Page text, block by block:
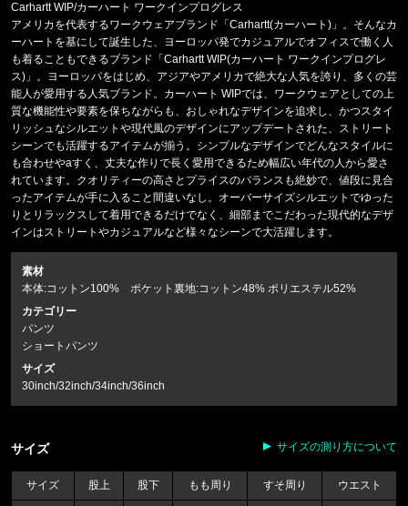
Carhartt WIP/カーハート ワークインプログレス
アメリカを代表するワークウェアブランド「Carhartt(カーハート)」。そんなカ
ーハートを基にして誕生した、ヨーロッパ発でカジュアルでオフィスで働く人
も着ることもできるブランド「Carhartt WIP(カーハート ワークインプログレ
ス)」。ヨーロッパをはじめ、アジアやアメリカで絶大な人気を誇り、多くの芸
能人が愛用する人気ブランド。カーハート WIPでは、ワークウェアとしての上
質な機能性や要素を保ちながらも、おしゃれなデザインを追求し、かつスタイ
リッシュなシルエットや現代風のデザインにアップデートされた、ストリート
シーンでも活躍するアイテムが揃う。シンプルなデザインでどんなスタイルに
も合わせやaすく、丈夫な作りで長く愛用できるため幅広い年代の人から愛さ
れています。クオリティーの高さとプライスのバランスも絶妙で、値段に見合
ったアイテムが手に入ること間違いなし。オーバーサイズシルエットでゆった
りとリラックスして着用できるだけでなく、細部までこだわった現代的なデザ
インはストリートやカジュアルなど様々なシーンで大活躍します。
素材
本体:コットン100% ポケット裏地:コットン48% ポリエステル52%
カテゴリー
パンツ
ショートパンツ
サイズ
30inch/32inch/34inch/36inch
サイズ サイズの測り方について
サイズ 股上 股下 もも周り すそ周り ウエスト